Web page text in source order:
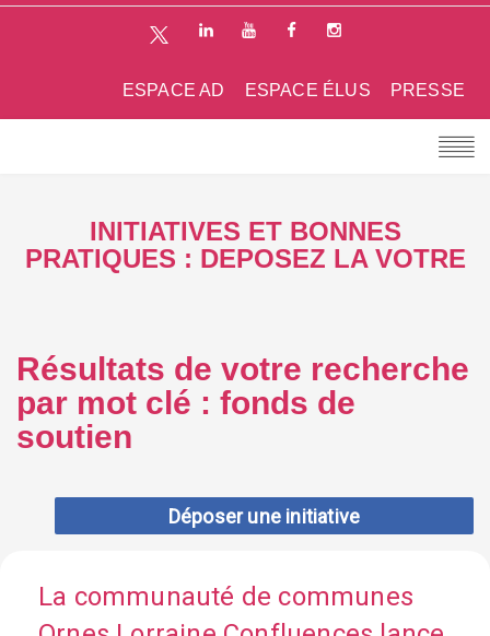
PRESSE
ESPACE ÉLUS
ESPACE AD
INITIATIVES ET BONNES
PRATIQUES : DEPOSEZ LA VOTRE
Résultats de votre recherche
par mot clé : fonds de
soutien
Déposer une initiative
La communauté de communes